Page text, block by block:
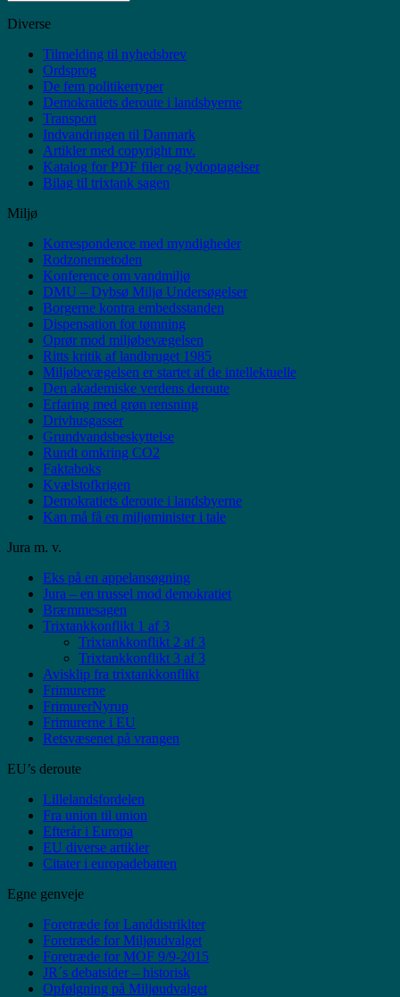
på
Diverse
Tilmelding til nyhedsbrev
Ordsprog
De fem politikertyper
Demokratiets deroute i landsbyerne
Transport
Indvandringen til Danmark
Artikler med copyright mv.
Katalog for PDF filer og lydoptagelser
Bilag til trixtank sagen
Miljø
Korrespondence med myndigheder
Rodzonemetoden
Konference om vandmiljø
DMU – Dybsø Miljø Undersøgelser
Borgerne kontra embedsstanden
Dispensation for tømning
Oprør mod miljøbevægelsen
Ritts kritik af landbruget 1985
Miljøbevægelsen er startet af de intellektuelle
Den akademiske verdens deroute
Erfaring med grøn rensning
Drivhusgasser
Grundvandsbeskyttelse
Rundt omkring CO2
Faktaboks
Kvælstofkrigen
Demokratiets deroute i landsbyerne
Kan må få en miljøminister i tale
Jura m. v.
Eks på en appelansøgning
Jura – en trussel mod demokratiet
Bræmmesagen
Trixtankkonflikt 1 af 3
Trixtankkonflikt 2 af 3
Trixtankkonflikt 3 af 3
Avisklip fra trixtankkonflikt
Frimurerne
FrimurerNyrup
Frimurerne i EU
Retsvæsenet på vrangen
EU’s deroute
Lillelandsfordelen
Fra union til union
Efterår i Europa
EU diverse artikler
Citater i europadebatten
Egne genveje
Foretræde for Landdistriklter
Foretræde for Miljøudvalget
Foretræde for MOF 9/9-2015
JR´s debatsider – historisk
Opfølgning på Miljøudvalget